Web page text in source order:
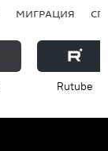
МИГРАЦИЯ
Rutube